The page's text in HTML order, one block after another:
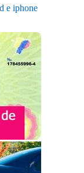
e iphone